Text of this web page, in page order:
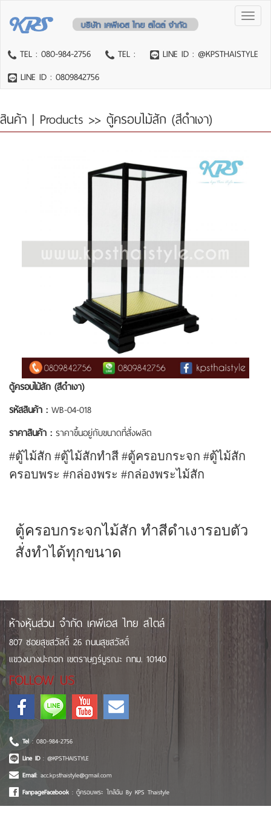
Toggle
TEL : 080-984-2756
TEL :
LINE ID : @KPSTHAISTYLE
LINE ID : 0809842756
สินค้า | Products >> ตู้ครอบไม้สัก (สีดำเงา)
ตู้ครอบไม้สัก (สีดำเงา)
รหัสสินค้า : WB-04-018
ราคาสินค้า : ราคาขึ้นอยู่กับขนาดที่สั่งผลิต
#ตู้ไม้สัก #ตู้ไม้สักทำสี #ตู้ครอบกระจก #ตู้ไม้สัก
ครอบพระ #กล่องพระ #กล่องพระไม้สัก
ตู้ครอบกระจกไม้สัก ทำสีดำเงารอบตัว
สั่งทำได้ทุกขนาด
ห้างหุ้นส่วน จำกัด เคพีเอส ไทย สไตล์
807 ซอยสุขสวัสดิ์ 26 ถนนสุขสวัสดิ์
แขวงบางปะกอก เขตราษฎร์บูรณะ กทม. 10140
FOLLOW US
Tel: 080-984-2756
Line ID: @KPSTHAISTYLE
Email: acc.kpsthaistyle@gmail.com
FanpageFacebook : ตู้ครอบพระ ใกล้ฉัน By KPS Thaistyle